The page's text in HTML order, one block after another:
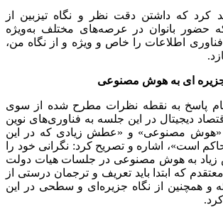
کرد که داشتن دقت نظر و نگاه تیزبین از
حضور بانوان در عرصه‌های مختلف به‌ویژه
اطلاعات را خاص و ویژه و از نگاه من،
جزیره ای به هوش مصنوعی
پاسخ به نقطه نظرات مطرح شده از سوی
دیجیتال در این جلسه به فناوری‌های نوین
مصنوعی» و «عطش زیادی که در این
است»، اشاره و تصریح کرد: نگرانی خود را
به هوش مصنوعی در جلسات هیات دولت
که ابتدا باید تعریف و ترجمان درستی از
و همچنین از نگاه جزیره‌ای و سطحی در این